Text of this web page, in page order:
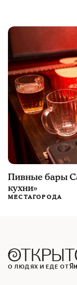
Пивные бары
кухни»
МЕСТАГОРОДА
О ЛЮДЯХ И ЕДЕ ОТ